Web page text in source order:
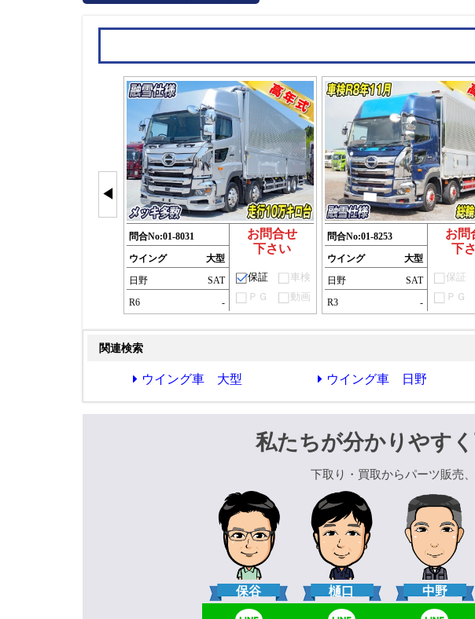
◀
問合No:01-8031
ウイング
大型
日野
SAT
R6
-
お問合せ
下さい
保証
車検
ＰＧ
動画
問合No:01-8253
ウイング
大型
日野
SAT
R3
-
お問
下
保証
ＰＧ
関連検索
ウイング車 大型 ウイング車 日野
私たちが分かりやす
下取り・買取からパーツ販売
保谷 樋口 中野